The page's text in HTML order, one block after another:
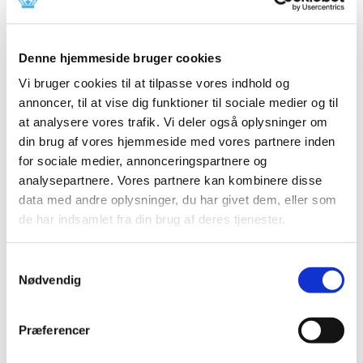
Denne hjemmeside bruger cookies
Vi bruger cookies til at tilpasse vores indhold og
annoncer, til at vise dig funktioner til sociale medier og til
at analysere vores trafik. Vi deler også oplysninger om
din brug af vores hjemmeside med vores partnere inden
for sociale medier, annonceringspartnere og
analysepartnere. Vores partnere kan kombinere disse
data med andre oplysninger, du har givet dem, eller som
de har indsamlet fra din brug af deres tjenester.
Nødvendig
Præferencer
Med nye EU-regler, der træder i kraft den 9. februar 2019,
Opdatering af produktresumeer på grund af
ændrede ATC-koder for 2019
|18. januar 2019|
Indehavere af markedsføringstilladelser til lægemidler,
der er godkendt efter den nationale procedure, den
Bevilling til at drive Haderslev Løve Apotek
| 17. januar 2019|
Lægemiddelstyrelsen har den 11. januar 2019 meddelt
Lene Kæstel bevilling til at drive Haderslev Løve Apotek.
medicin mod urinsyregigt